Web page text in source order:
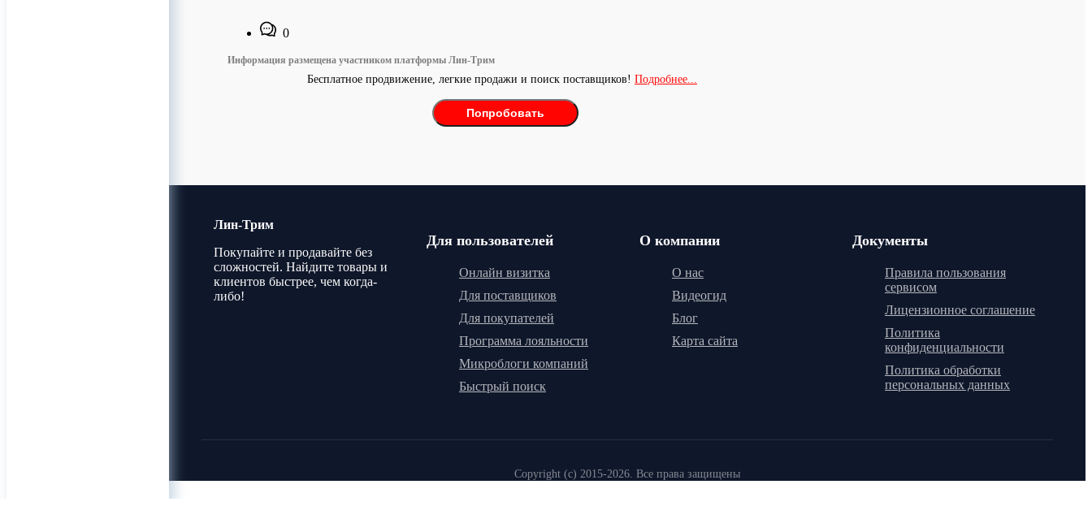
0
Информация размещена участником платформы Лин-Трим
Бесплатное продвижение, легкие продажи и поиск поставщиков! Подробнее...
Попробовать
Лин-Трим
Покупайте и продавайте без
сложностей. Найдите товары и
клиентов быстрее, чем когда-
либо!
Для пользователей
Онлайн визитка
Для поставщиков
Для покупателей
Программа лояльности
Микроблоги компаний
Быстрый поиск
О компании
О нас
Видеогид
Блог
Карта сайта
Документы
Правила пользования
сервисом
Лицензионное соглашение
Политика
конфиденциальности
Политика обработки
персональных данных
Copyright (c) 2015-2026. Все права защищены